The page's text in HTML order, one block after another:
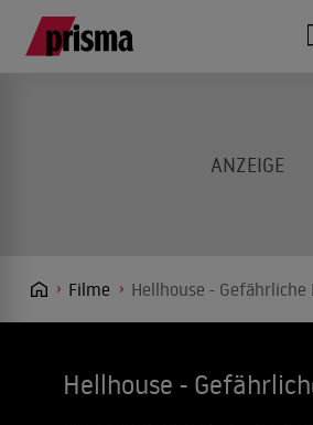
Filme Hellhouse - Gefährliche
Hellhouse -